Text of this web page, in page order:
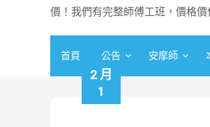
價！我們有完整師傅工班，價格價
首頁 公告 安摩師
2 月
1